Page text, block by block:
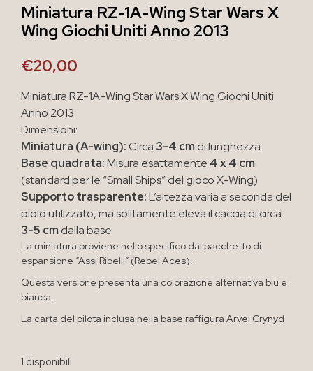
Miniatura RZ-1A-Wing Star Wars X
Wing Giochi Uniti Anno 2013
€20,00
Miniatura RZ-1A-Wing Star Wars X Wing Giochi Uniti
Anno 2013
Dimensioni:
Miniatura (A-wing):Circa 3-4 cmdi lunghezza.
Base quadrata:Misura esattamente 4 x 4 cm
(standard per le “Small Ships” del gioco X-Wing)
Supporto trasparente:L’altezza varia a seconda del
piolo utilizzato, ma solitamente eleva il caccia di circa
3-5 cmdalla base
La miniatura proviene nello specifico dal pacchetto di
espansione “Assi Ribelli” (Rebel Aces).
Questa versione presenta una colorazione alternativa blu e
bianca.
La carta del pilota inclusa nella base raffigura Arvel Crynyd
1 disponibili